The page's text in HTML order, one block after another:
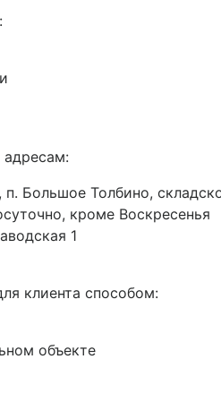
адресам:
Большое Толбино,
кроме Воскресенья
1
клиента способом:
объекте